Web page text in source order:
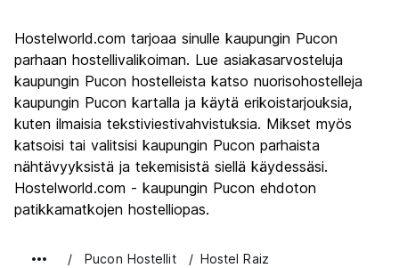
Kulttuuri
Yöelämä
7.3
Rahanarvoinen
8.0
Hostelworld.com tarjoaa sinulle kaupungin Pucon
parhaan hostellivalikoiman. Lue asiakasarvosteluja
kaupungin Pucon hostelleista katso nuorisohostelleja
kaupungin Pucon kartalla ja käytä erikoistarjouksia,
kuten ilmaisia tekstiviestivahvistuksia. Mikset myös
katsoisi tai valitsisi kaupungin Pucon parhaista
nähtävyyksistä ja tekemisistä siellä käydessäsi.
Hostelworld.com - kaupungin Pucon ehdoton
patikkamatkojen hostelliopas.
Pucon Hostellit Hostel Raiz